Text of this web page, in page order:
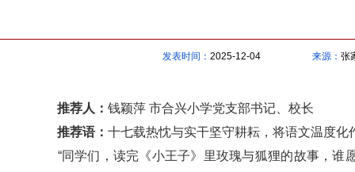
发表时间： 2025-12-04 来源： 张
推荐人： 钱颖萍 市合兴小学党支部书记、校长
推荐语： 十七载热忱与实干坚守耕耘，将语文温度
“同学们，读完《小王子》里玫瑰与狐狸的故事，谁愿